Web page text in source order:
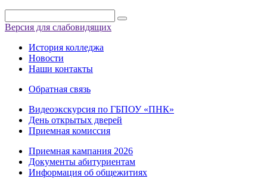
Версия для слабовидящих
История колледжа
Новости
Наши контакты
Обратная связь
Видеоэкскурсия по ГБПОУ «ПНК»
День открытых дверей
Приемная комиссия
Приемная кампания 2026
Дoкументы абитуриентам
Информация об общежитиях